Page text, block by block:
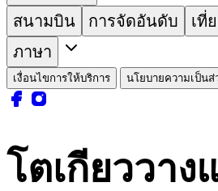
สนามบิน
การจัดอันดับ
เที่
ภาษา
เงื่อนไขการให้บริการ นโยบายความเป็นส่
โตเกียววา